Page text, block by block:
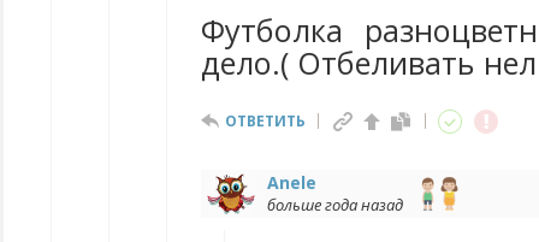
Футболка
дело.( Отбеливать
ОТВЕТИТЬ
Anele
больше года назад